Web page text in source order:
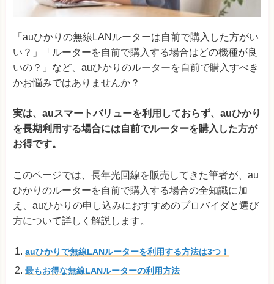
「auひかりの無線LANルーターは自前で購入した方がい
い？」「ルーターを自前で購入する場合はどの機種が良
いの？」など、auひかりのルーターを自前で購入すべき
かお悩みではありませんか？
実は、auスマートバリューを利用しておらず、auひかり
を長期利用する場合には自前でルーターを購入した方が
お得です。
このページでは、長年光回線を販売してきた筆者が、au
ひかりのルーターを自前で購入する場合の全知識に加
え、auひかりの申し込みにおすすめのプロバイダと選び
方について詳しく解説します。
auひかりで無線LANルーターを利用する方法は3つ！
最もお得な無線LANルーターの利用方法